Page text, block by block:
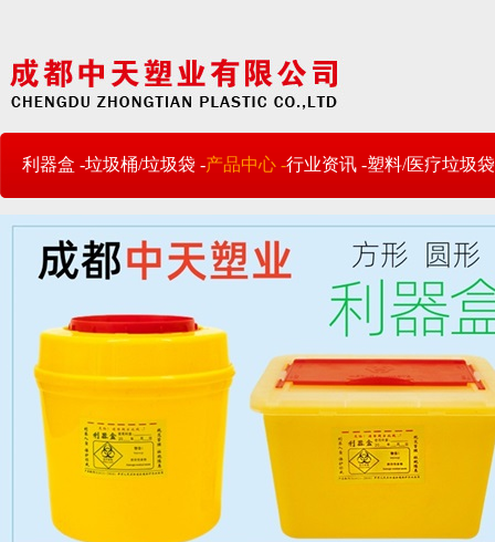
利器盒 -垃圾桶/垃圾袋 -产品中心 -行业资讯 -塑料/医疗垃圾